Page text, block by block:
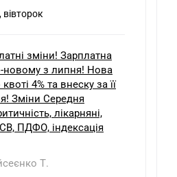
вівторок
зміни! Зарплатна
новому з липня! Нова
4% та внеску за її
Зміни Середня
лікарняні,
ПДФО, індексація
Т.